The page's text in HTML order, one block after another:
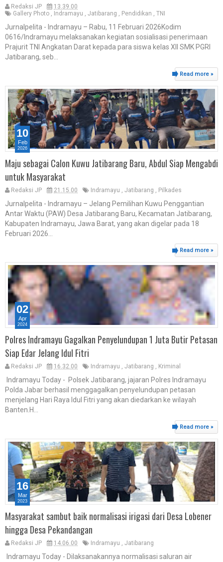
Redaksi JP
13.39.00
Gallery Photo , Indramayu , Jatibarang , Pendidikan , TNI
Jurnalpelita - Indramayu – Rabu, 11 Februari 2026Kodim
0616/Indramayu melaksanakan kegiatan sosialisasi penerimaan
Prajurit TNI Angkatan Darat kepada para siswa kelas XII SMK PGRI
Jatibarang, seb...
Read more »
Maju sebagai Calon Kuwu Jatibarang Baru, Abdul Siap Mengabdi
untuk Masyarakat
Redaksi JP 21.15.00 Indramayu Jatibarang Pilkades
Jurnalpelita - Indramayu – Jelang Pemilihan Kuwu Penggantian
Antar Waktu (PAW) Desa Jatibarang Baru, Kecamatan Jatibarang,
Kabupaten Indramayu, Jawa Barat, yang akan digelar pada 18
Februari 2026...
Read more »
10
Feb
2026
Polres Indramayu Gagalkan Penyelundupan 1 Juta Butir Petasan
Siap Edar Jelang Idul Fitri
Redaksi JP 16.32.00 Indramayu , Jatibarang , Kriminal
Indramayu Today - Polsek Jatibarang, jajaran Polres Indramayu
Polda Jabar berhasil menggagalkan penyelundupan petasan
menjelang Hari Raya Idul Fitri yang akan diedarkan ke wilayah
Banten.H...
Read more »
02
Apr
2024
Masyarakat sambut baik normalisasi irigasi dari Desa Lobener
hingga Desa Pekandangan
Redaksi JP 14.06.00 Indramayu Jatibarang
Indramayu Today - Dilaksanakannya normalisasi saluran air
16
Mar
2023